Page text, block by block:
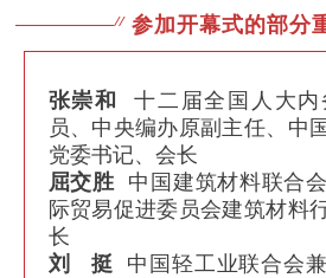
参加开幕式的部分
张崇和
十二届全国人大内
员、中央编办原副主任、中
党委书记、会长
屈交胜中国建筑材料联合
际贸易促进委员会建筑材料
长
刘 挺 中国轻工业联合会